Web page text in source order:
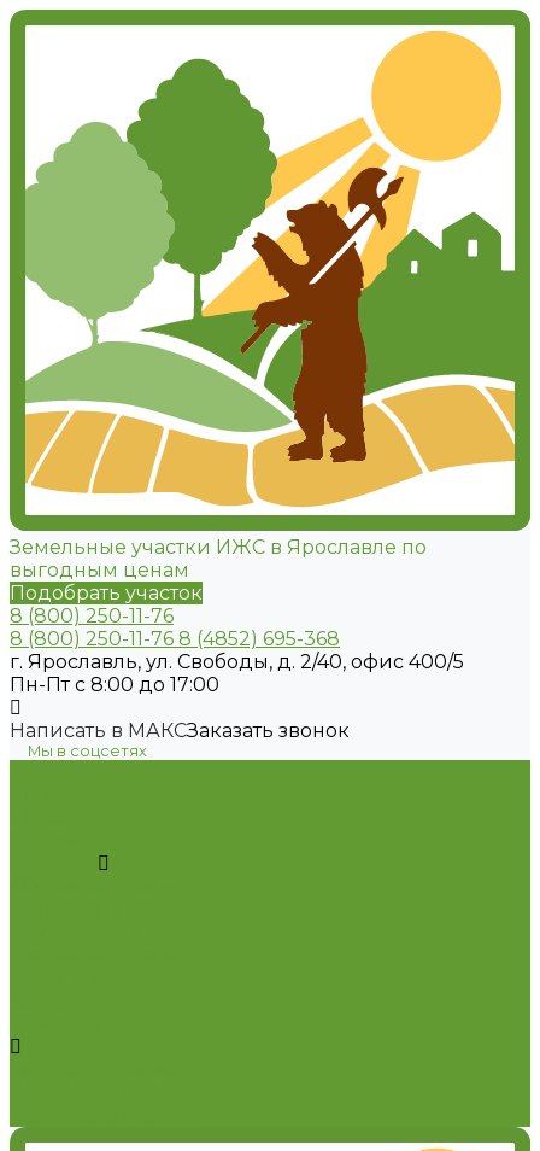
Земельные участки ИЖС в Ярославле по
выгодным ценам
Подобрать участок
8 (800) 250-11-76
8 (800) 250-11-76 8 (4852) 695-368
г. Ярославль, ул. Свободы, д. 2/40, офис 400/5
Пн-Пт с 8:00 до 17:00
Написать в МАКСЗаказать звонок
Мы в соцсетях